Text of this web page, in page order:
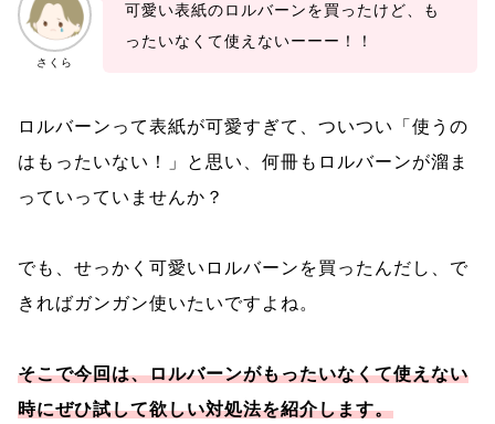
さくら
可愛い表紙のロルバーンを買ったけど、も
ったいなくて使えないーーー！！
ロルバーンって表紙が可愛すぎて、ついつい「使うの
はもったいない！」と思い、何冊もロルバーンが溜ま
っていっていませんか？
でも、せっかく可愛いロルバーンを買ったんだし、で
きればガンガン使いたいですよね。
そこで今回は、ロルバーンがもったいなくて使えない
時にぜひ試して欲しい対処法を紹介します。